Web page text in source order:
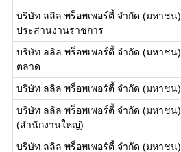
บริษัท ลลิล พร็อพเพอร์ตี้ จำกัด (มหาชน)
ประสานงานราชการ
บริษัท ลลิล พร็อพเพอร์ตี้ จำกัด (มหาชน)
ตลาด
บริษัท ลลิล พร็อพเพอร์ตี้ จำกัด (มหาชน)
บริษัท ลลิล พร็อพเพอร์ตี้ จำกัด (มหาชน)
(สำนักงานใหญ่)
บริษัท ลลิล พร็อพเพอร์ตี้ จำกัด (มหาชน)